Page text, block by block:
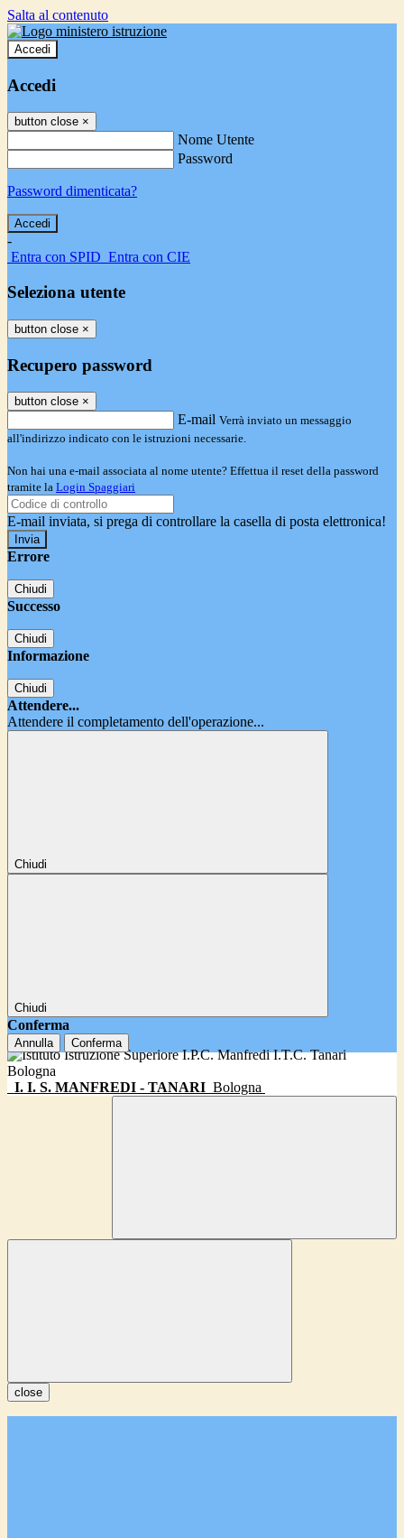
Salta al contenuto
Accedi
Accedi
button close ×
Nome Utente
Password
Password dimenticata?
-
Entra con SPID Entra con CIE
Seleziona utente
button close ×
Recupero password
button close ×
E-mail Verrà inviato un messaggio
all'indirizzo indicato con le istruzioni necessarie.
Non hai una e-mail associata al nome utente? Effettua il reset della password
tramite la Login Spaggiari
E-mail inviata, si prega di controllare la casella di posta elettronica!
Errore
Chiudi
Successo
Chiudi
Informazione
Chiudi
Attendere...
Attendere il completamento dell'operazione...
Chiudi
Chiudi
Conferma
Annulla Conferma
I. I. S. MANFREDI - TANARI Bologna
close